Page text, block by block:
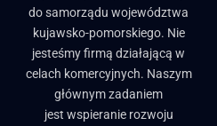
do samorządu województwa
kujawsko-pomorskiego. Nie
jesteśmy firmą działającą w
celach komercyjnych. Naszym
głównym zadaniem
jest wspieranie rozwoju